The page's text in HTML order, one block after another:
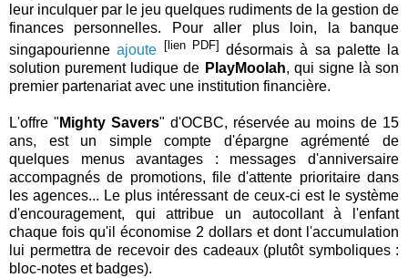
leur inculquer par le jeu quelques rudiments de la gestion de
finances personnelles. Pour aller plus loin, la banque
singapourienneajoute [lien PDF] désormais à sa palette la
solution purement ludique de PlayMoolah, qui signe là son
premier partenariat avec une institution financière.
L'offre " Mighty Savers" d'OCBC, réservée au moins de 15
ans, est un simple compte d'épargne agrémenté de
quelques menus avantages : messages d'anniversaire
accompagnés de promotions, file d'attente prioritaire dans
les agences... Le plus intéressant de ceux-ci est le système
d'encouragement, qui attribue un autocollant à l'enfant
chaque fois qu'il économise 2 dollars et dont l'accumulation
lui permettra de recevoir des cadeaux (plutôt symboliques :
bloc-notes et badges).